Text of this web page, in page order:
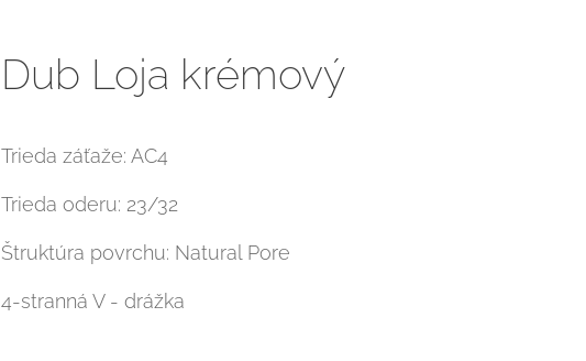
Dub Loja krémový
Trieda záťaže: AC4
Trieda oderu: 23/32
Štruktúra povrchu: Natural Pore
4-stranná V - drážka